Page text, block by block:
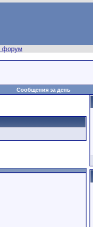
форум
Сообщения за день